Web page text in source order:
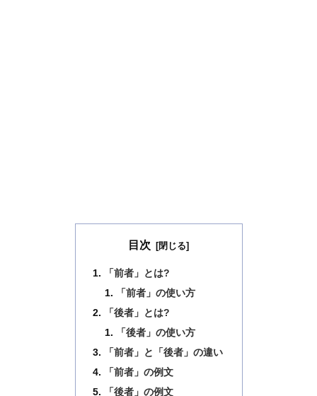
目次
「前者」とは?
「前者」の使い方
「後者」とは?
「後者」の使い方
「前者」と「後者」の違い
「前者」の例文
「後者」の例文